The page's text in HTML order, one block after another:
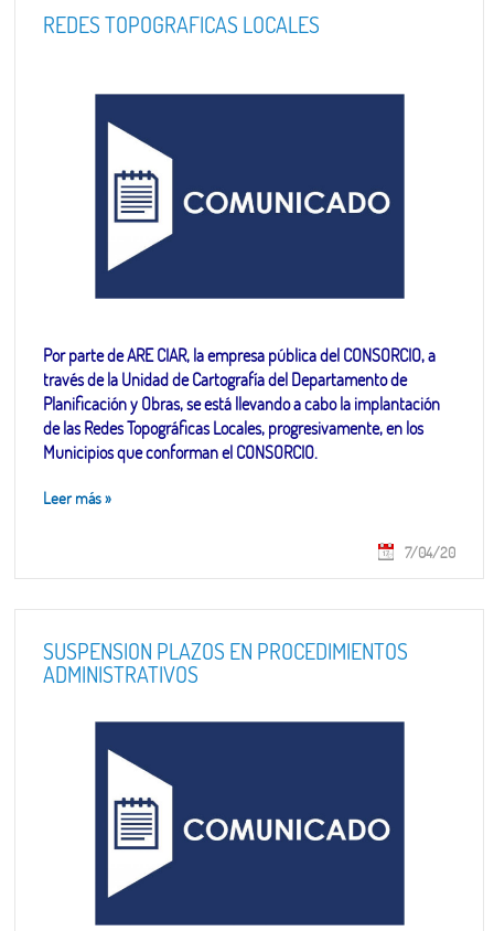
REDES TOPOGRAFICAS LOCALES
Por parte de ARE CIAR, la empresa pública del CONSORCIO, a
través de la Unidad de Cartografía del Departamento de
Planificación y Obras, se está llevando a cabo la implantación
de las Redes Topográficas Locales, progresivamente, en los
Municipios que conforman el CONSORCIO.
Leer más»
7/04/20
SUSPENSIÓN PLAZOS EN PROCEDIMIENTOS
ADMINISTRATIVOS